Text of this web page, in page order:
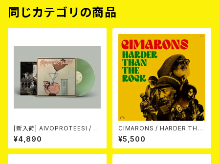
同じカテゴリの商品
[新入荷] AIVOPROTEESI / U
MPIKUJA (LP / LTD.100 DIE
-HARD COKE BOTTLE GRE
EN VINYL) (ITA / F.O.A.D.)
¥4,890
CIMARONS / HARDER THA
¥5,500